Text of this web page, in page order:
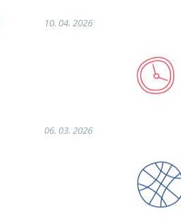
10. 04. 2026
06. 03. 2026